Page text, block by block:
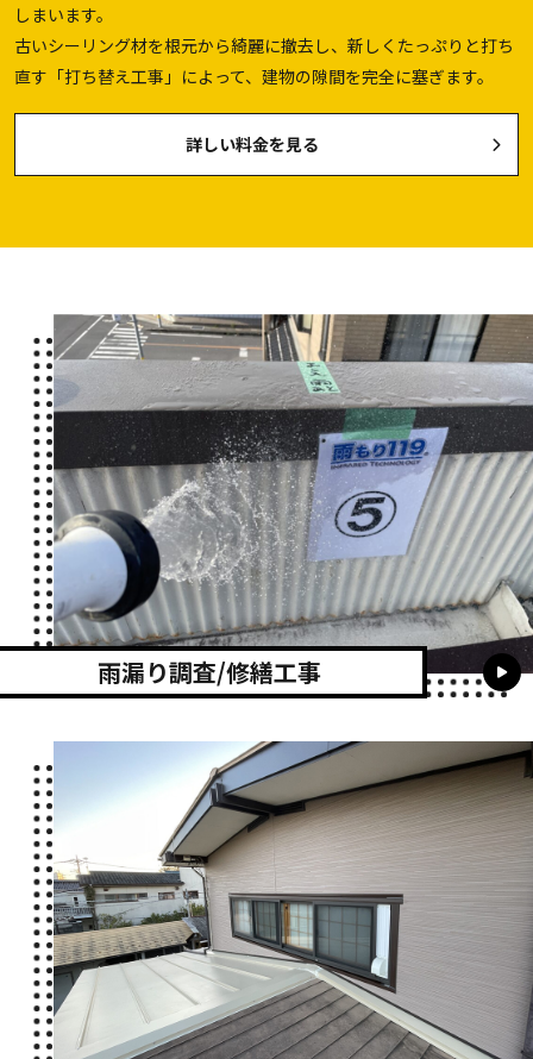
しまいます。
古いシーリング材を根元から綺麗に撤去し、新しくたっぷりと打ち
直す「打ち替え工事」によって、建物の隙間を完全に塞ぎます。
詳しい料金を見る
雨漏り調査/修繕工事